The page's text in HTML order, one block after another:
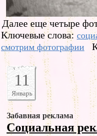
Далее еще четыре
Ключевые слова:
смотрим фотографии
11
Январь
Забавная реклама
Социальная